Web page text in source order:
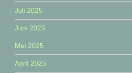
Juli 2025
Juni 2025
Mei 2025
April 2025